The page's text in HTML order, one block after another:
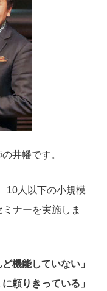
井幡です。
10人以下の小規模
ナーを実施しま
機能していない」
頼りきっている」